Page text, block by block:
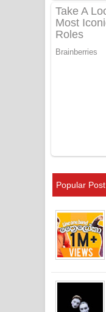
Popular Post